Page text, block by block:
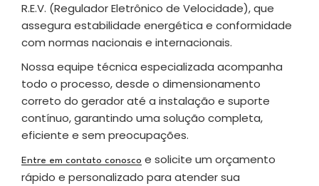
R.E.V. (Regulador Eletrônico de Velocidade), que
assegura estabilidade energética e conformidade
com normas nacionais e internacionais.
Nossa equipe técnica especializada acompanha
todo o processo, desde o dimensionamento
correto do gerador até a instalação e suporte
contínuo, garantindo uma solução completa,
eficiente e sem preocupações.
Entre em contato conosco e solicite um orçamento
rápido e personalizado para atender sua